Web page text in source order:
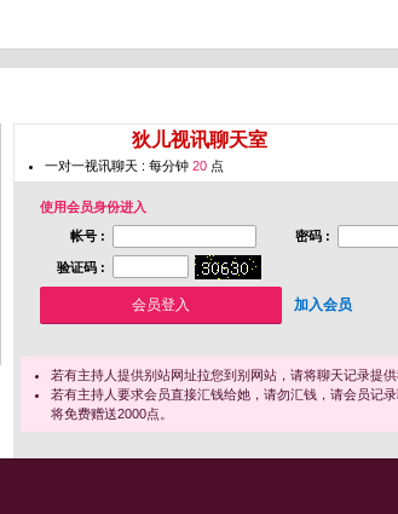
狄儿视讯聊天室
一对一视讯聊天 : 每分钟 20 点
使用会员身份进入
帐号 :
密码 :
验证码 :
加入会员
若有主持人提供别站网址拉您到别网站，请将聊天记录提
若有主持人要求会员直接汇钱给她，请勿汇钱，请会员记
将免费赠送2000点。